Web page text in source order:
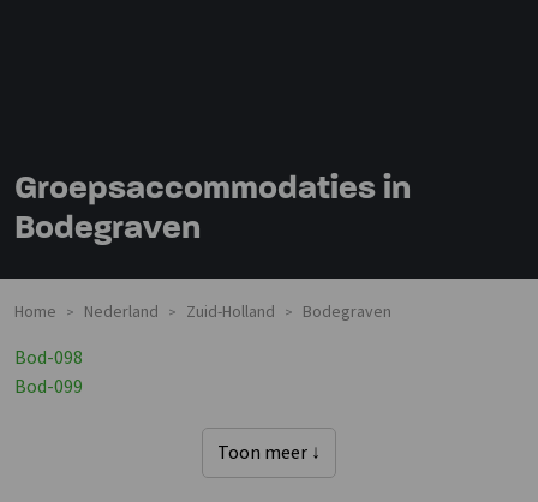
Groepsaccommodaties in
Bodegraven
Home > Nederland > Zuid-Holland > Bodegraven
Bod-098
Bod-099
Toon meer ↓